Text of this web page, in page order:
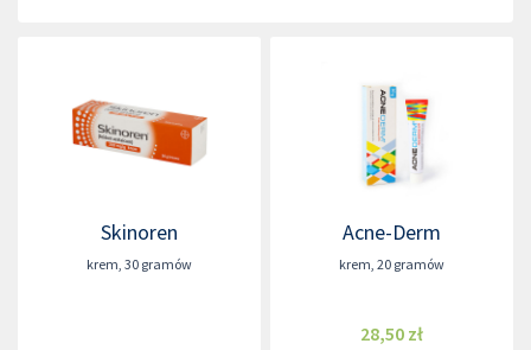
Skinoren
krem, 30 gramów
Acne-Derm
krem, 20 gramów
28,50 zł